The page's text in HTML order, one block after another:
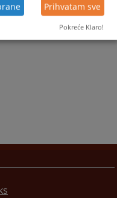
Prihvatam sve
Pokreće Klaro!